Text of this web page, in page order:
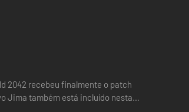
2042 recebeu finalmente o patch
Jima também está incluído nesta